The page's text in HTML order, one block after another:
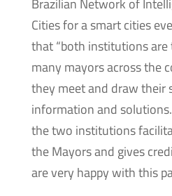
Brazilian Network of
Cities for a smart cities
that “both institutions
many mayors across the
they meet and draw their
information and
the two institutions
the Mayors and gives
are very happy with this